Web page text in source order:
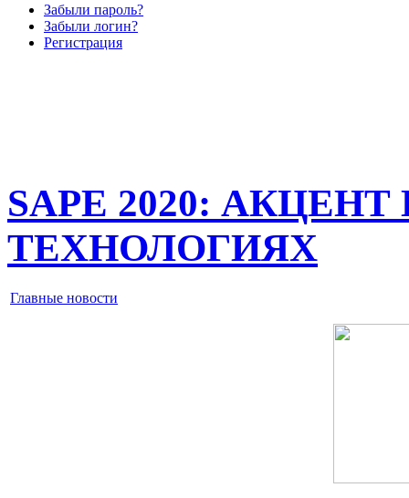
Забыли пароль?
Забыли логин?
Регистрация
SAPE 2020:
ТЕХНОЛОГИЯХ
Главные новости